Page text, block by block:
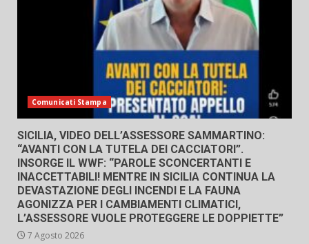
Comunicati Stampa
SICILIA, VIDEO DELL’ASSESSORE SAMMARTINO:
“AVANTI CON LA TUTELA DEI CACCIATORI”.
INSORGE IL WWF: “PAROLE SCONCERTANTI E
INACCETTABILI! MENTRE IN SICILIA CONTINUA LA
DEVASTAZIONE DEGLI INCENDI E LA FAUNA
AGONIZZA PER I CAMBIAMENTI CLIMATICI,
L’ASSESSORE VUOLE PROTEGGERE LE DOPPIETTE”
7 Agosto 2026